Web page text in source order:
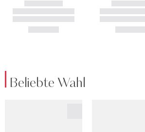
Beliebte Wahl